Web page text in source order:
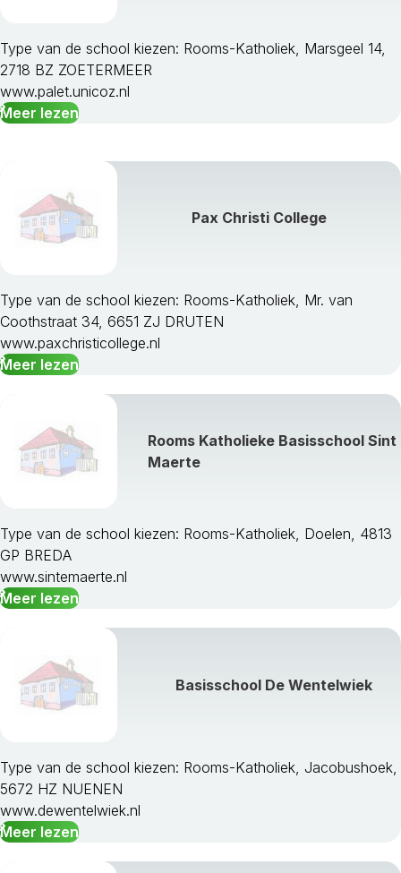
Type van de school kiezen: Rooms-Katholiek, Marsgeel 14,
2718 BZ ZOETERMEER
www.palet.unicoz.nl
Meer lezen
Pax Christi College
Type van de school kiezen: Rooms-Katholiek, Mr. van
Coothstraat 34, 6651 ZJ DRUTEN
www.paxchristicollege.nl
Meer lezen
Rooms Katholieke Basisschool Sint
Maerte
Type van de school kiezen: Rooms-Katholiek, Doelen, 4813
GP BREDA
www.sintemaerte.nl
Meer lezen
Basisschool De Wentelwiek
Type van de school kiezen: Rooms-Katholiek, Jacobushoek,
5672 HZ NUENEN
www.dewentelwiek.nl
Meer lezen